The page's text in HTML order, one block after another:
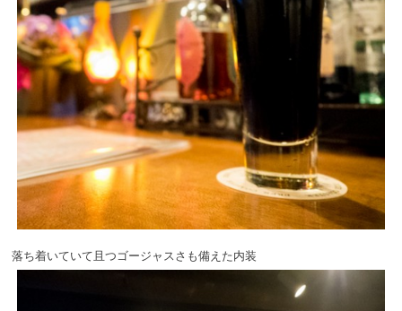
落ち着いていて且つゴージャスさも備えた内装